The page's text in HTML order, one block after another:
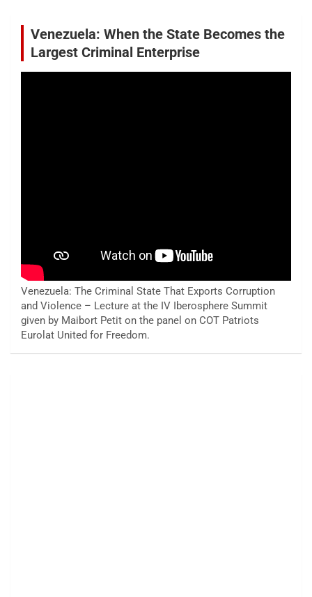
Venezuela: When the State Becomes the
Largest Criminal Enterprise
Venezuela: The Criminal State That Exports Corruption
and Violence – Lecture at the IV Iberosphere Summit
given by Maibort Petit on the panel on COT Patriots
Eurolat United for Freedom.